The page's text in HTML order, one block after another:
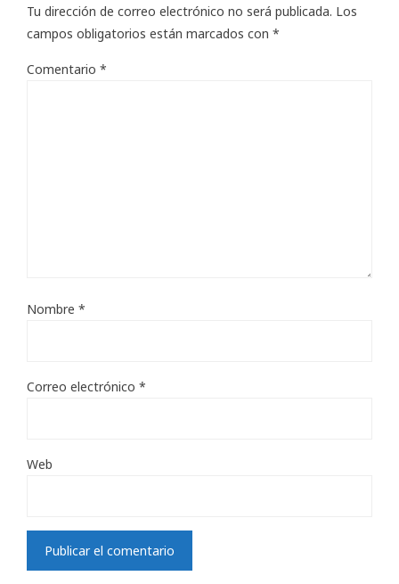
Tu dirección de correo electrónico no será publicada. Los
campos obligatorios están marcados con *
Comentario *
Nombre *
Correo electrónico *
Web